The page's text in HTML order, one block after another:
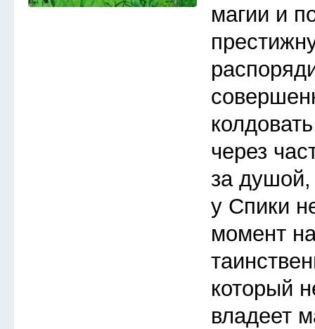
магии и
через
за душой,
у Спики
момент
который
владеет